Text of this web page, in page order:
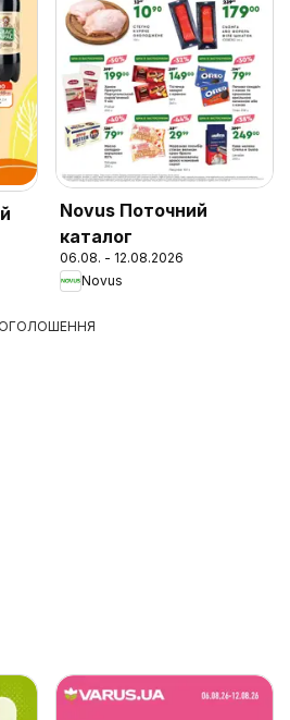
Novus Поточний
каталог
06.08. - 12.08.2026
Novus
ОГОЛОШЕННЯ